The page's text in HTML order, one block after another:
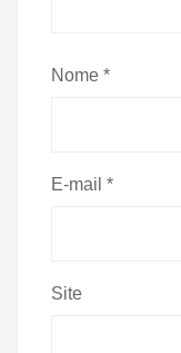
Nome *
E-mail *
Site